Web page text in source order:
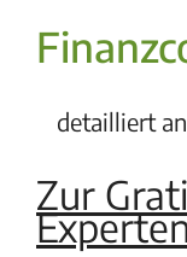
detailliert
Zur